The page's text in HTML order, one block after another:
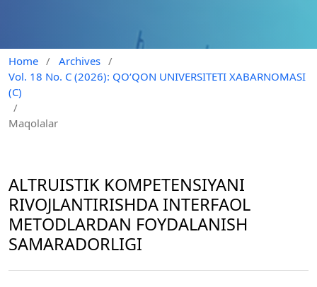
Home / Archives /
Vol. 18 No. C (2026): QO‘QON UNIVERSITETI XABARNOMASI
(C)
/
Maqolalar
ALTRUISTIK KOMPETENSIYANI
RIVOJLANTIRISHDA INTERFAOL
METODLARDAN FOYDALANISH
SAMARADORLIGI